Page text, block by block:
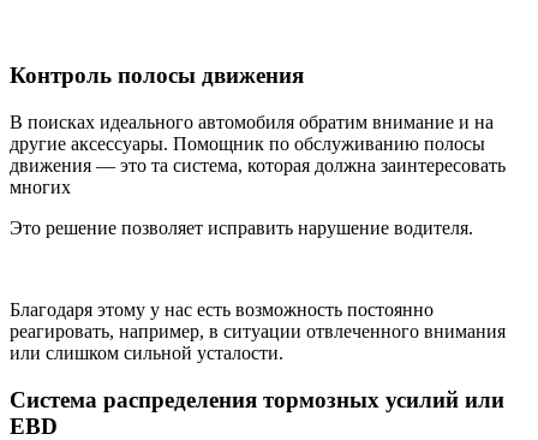
Контроль полосы движения
В поисках идеального автомобиля обратим внимание и на
другие аксессуары. Помощник по обслуживанию полосы
движения — это та система, которая должна заинтересовать
многих
Это решение позволяет исправить нарушение водителя.
Благодаря этому у нас есть возможность постоянно
реагировать, например, в ситуации отвлеченного внимания
или слишком сильной усталости.
Система распределения тормозных усилий или
EBD